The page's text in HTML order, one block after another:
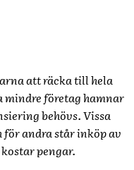
att räcka till hela
mindre företag hamnar
behövs. Vissa
för andra står inköp av
pengar.